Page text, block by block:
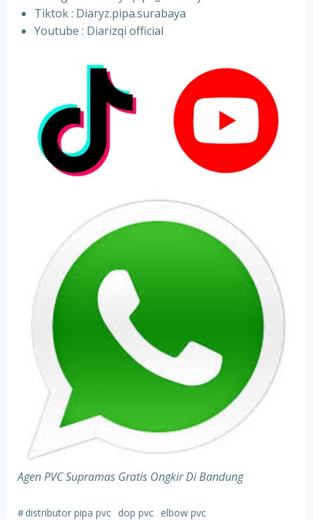
⁠Tiktok : Diaryz.pipa.surabaya
⁠Youtube : Diarizqi official
Agen PVC Supramas Gratis Ongkir Di Bandung
#distributor pipa pvc dop pvc elbow pvc